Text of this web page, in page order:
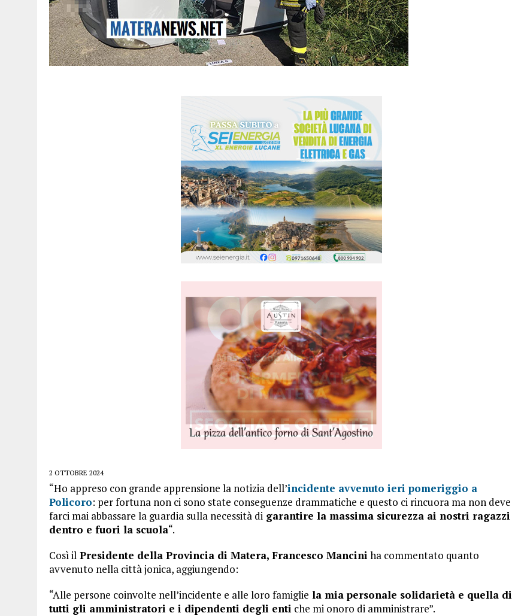
2 OTTOBRE 2024
“Ho appreso con grande apprensione la notizia dell’incidente avvenuto ieri pomeriggio a
Policoro: per fortuna non ci sono state conseguenze drammatiche e questo ci rincuora ma non deve
farci mai abbassare la guardia sulla necessità di garantire la massima sicurezza ai nostri ragazzi
dentro e fuori la scuola“.
Così il Presidente della Provincia di Matera, Francesco Mancini ha commentato quanto
avvenuto nella città jonica, aggiungendo:
“Alle persone coinvolte nell’incidente e alle loro famiglie la mia personale solidarietà e quella di
tutti gli amministratori e i dipendenti degli enti che mi onoro di amministrare”.